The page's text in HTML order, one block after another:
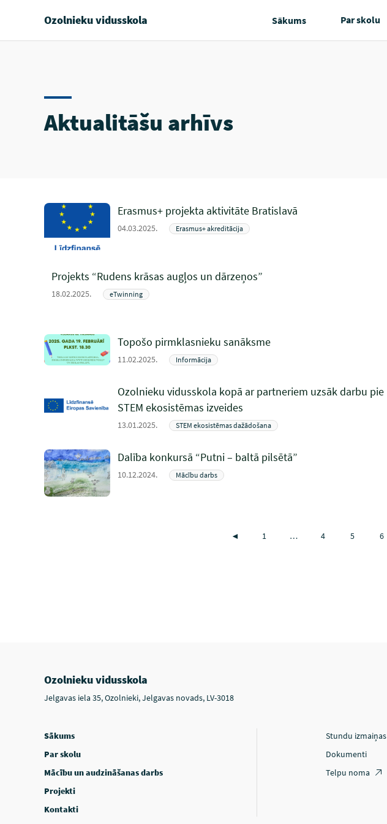
Ozolnieku vidusskola Sākums Par skolu
Aktualitāšu arhīvs
Erasmus+ projekta aktivitāte Bratislavā
04.03.2025. Erasmus+ akreditācija
Projekts “Rudens krāsas augļos un dārzeņos”
18.02.2025. eTwinning
Topošo pirmklasnieku sanāksme
11.02.2025. Informācija
Ozolnieku vidusskola kopā ar partneriem uzsāk darbu pie
STEM ekosistēmas izveides
13.01.2025. STEM ekosistēmas dažādošana
Dalība konkursā “Putni – baltā pilsētā”
10.12.2024. Mācību darbs
◄ 1 … 4 5 6
Ozolnieku vidusskola
Jelgavas iela 35, Ozolnieki, Jelgavas novads, LV-3018
Sākums
Par skolu
Mācību un audzināšanas darbs
Projekti
Kontakti
Stundu izmaiņas
Dokumenti
Telpu noma